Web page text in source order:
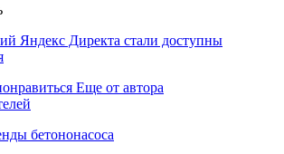
Яндекс Директа стали доступны
Еще от автора
бетононасоса